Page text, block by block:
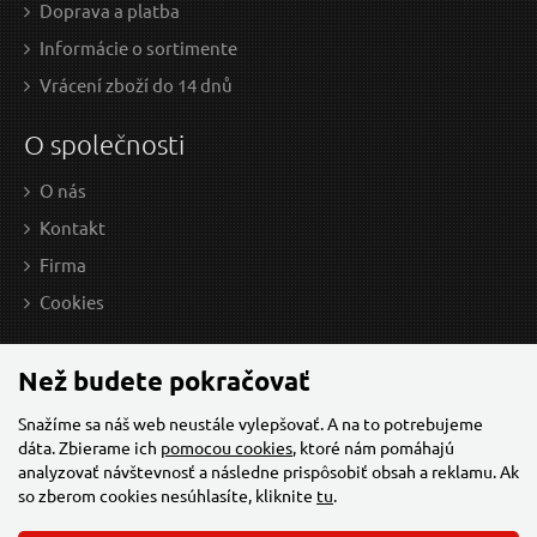
8,29 EUR / Ks
6.74 EUR bez DPH
Reflexní kšiltovka s LED světlem B-CAP SAFETY
25lm, nabíjecí, USB, uni velikost, černá
Doprava a platba
Informácie o sortimente
Vrácení zboží do 14 dnů
O společnosti
O nás
Kontakt
Firma
Cookies
Než budete pokračovať
Snažíme sa náš web neustále vylepšovať. A na to potrebujeme
dáta. Zbierame ich pomocou cookies, ktoré nám pomáhajú
analyzovať návštevnosť a následne prispôsobiť obsah a reklamu. Ak
so zberom cookies nesúhlasíte, kliknite tu.